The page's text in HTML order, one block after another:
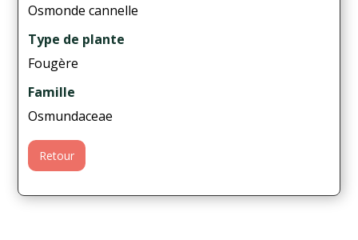
Osmonde cannelle
Type de plante
Fougère
Famille
Osmundaceae
Retour